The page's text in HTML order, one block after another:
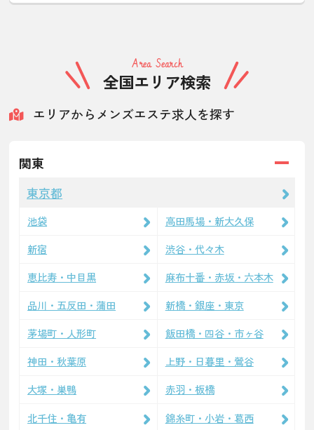
Area Search
全国エリア検索
エリアからメンズエステ求人を探す
関東
東京都
池袋
高田馬場・新大久保
新宿
渋谷・代々木
恵比寿・中目黒
麻布十番・赤坂・六本木
品川・五反田・蒲田
新橋・銀座・東京
茅場町・人形町
飯田橋・四谷・市ヶ谷
神田・秋葉原
上野・日暮里・鶯谷
大塚・巣鴨
赤羽・板橋
北千住・亀有
錦糸町・小岩・葛西